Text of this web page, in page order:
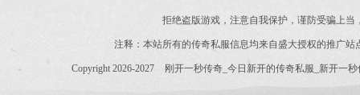
拒绝盗版游戏，注意自我保护，谨防受骗上
注释：本站所有的传奇私服信息均来自盛大授权的推广
Copyright 2026-2027 刚开一秒传奇_今日新开的传奇私服_新开一